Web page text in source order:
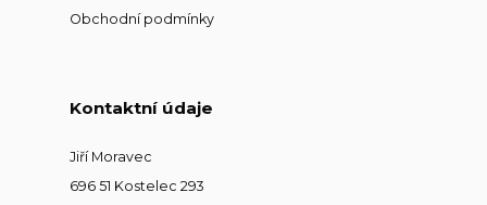
Obchodní podmínky
Kontaktní údaje
Jiří Moravec
696 51 Kostelec 293